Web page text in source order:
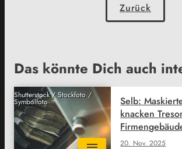
Zurück
Das könnte Dich auch
Shutterstock / Stockfoto /
Symbolfoto
20. Nov. 2025
Selb:
knacken